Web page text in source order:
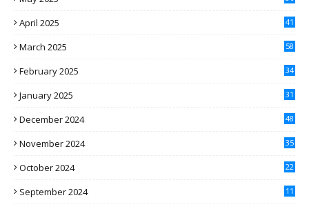
April 2025 41
March 2025 58
February 2025 34
January 2025 31
December 2024 48
November 2024 35
October 2024 22
September 2024 11